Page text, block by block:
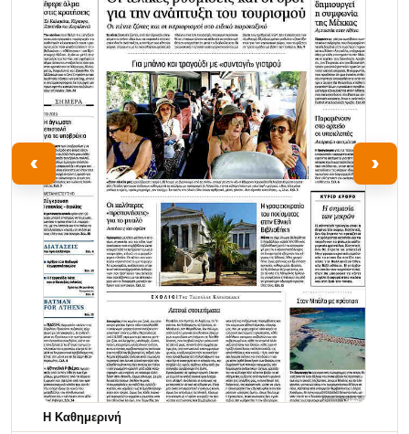
‹
Η Καθημερινή
›